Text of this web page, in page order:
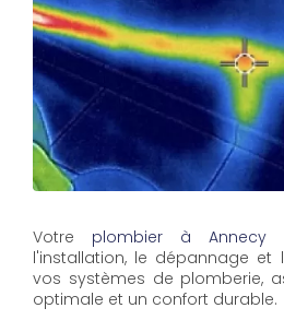
Votre plombier à Annecy
l'installation, le dépannage
vos systèmes de plomberie,
optimale et un confort durable.